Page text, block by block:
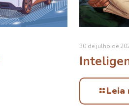
30 de julho de
Leia